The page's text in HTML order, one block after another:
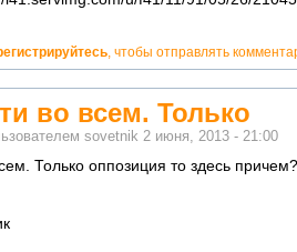
, чтобы отправлять
во всем. Только
sovetnik 2 июня, 2013 - 21:00
Только оппозиция то здесь причем?